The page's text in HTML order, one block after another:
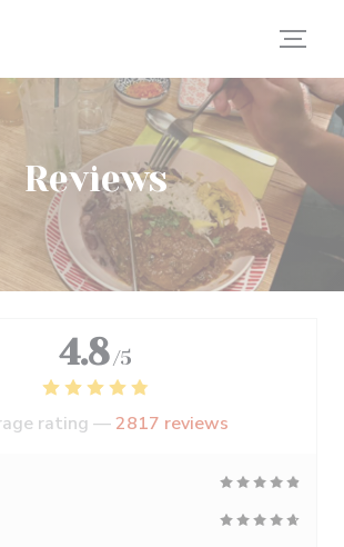
choices
Reviews
4.8 /5
rating —2817 reviews